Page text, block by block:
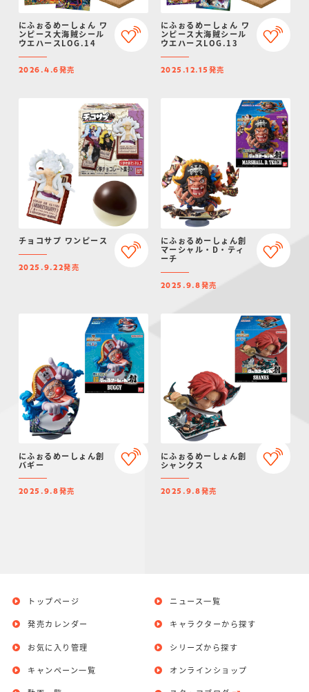
にふぉるめーしょん ワ
ンピース大海賊シール
ウエハースLOG.14
2026.4.6発売
にふぉるめーしょん ワ
ンピース大海賊シール
ウエハースLOG.13
2025.12.15 発売
チョコサプ ワンピース
2025.9.22発売
にふぉるめーしょん創
マーシャル・D・ティ
ーチ
2025.9.8発売
にふぉるめーしょん創
バギー
2025.9.8発売
にふぉるめーしょん創
シャンクス
2025.9.8発売
トップページ
発売カレンダー
お気に入り管理
ニュース一覧
キャラクターから探す
シリーズから探す
キャンペーン一覧 オンラインショップ